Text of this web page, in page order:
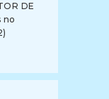
DE
no